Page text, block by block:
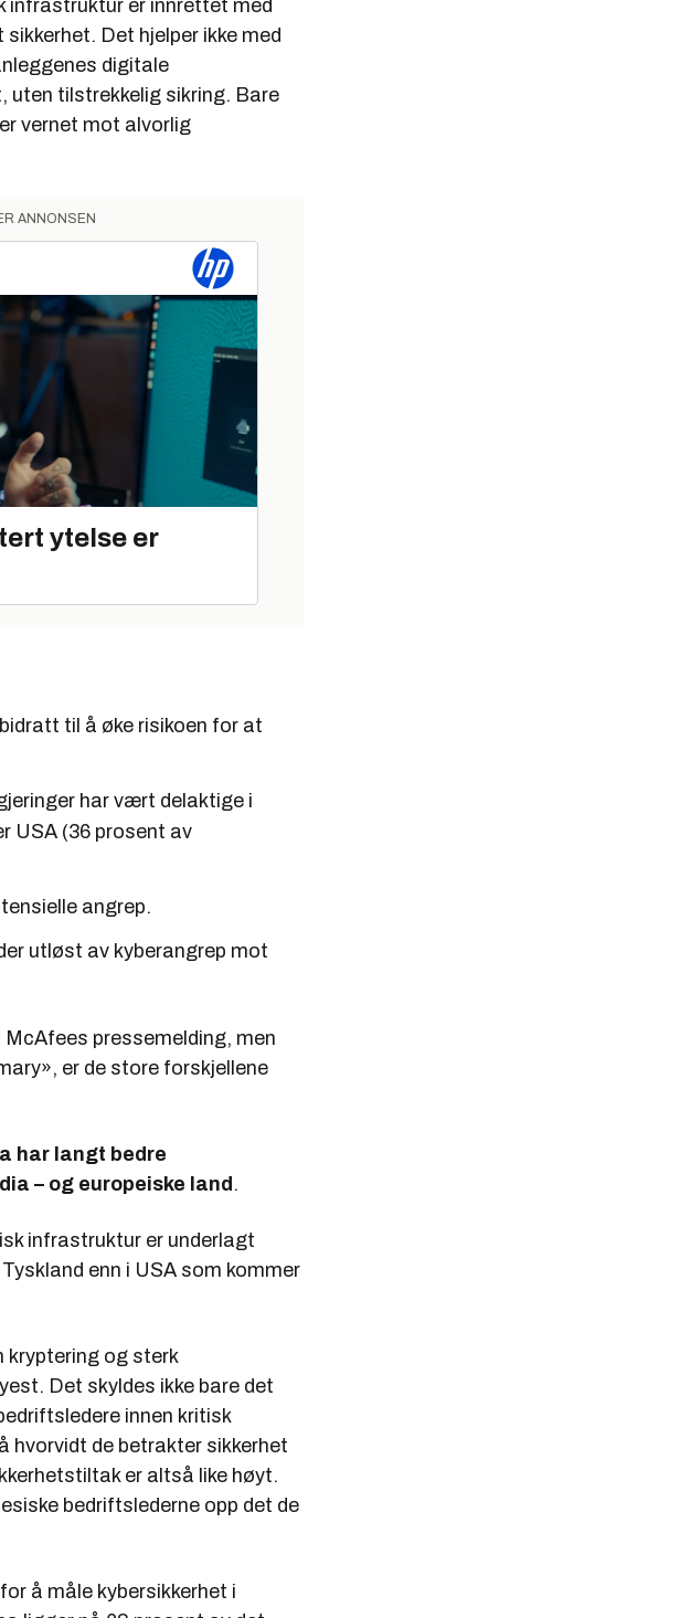
er innrettet med
Det hjelper ikke med
digitale
tilstrekkelig sikring. Bare
vernet mot alvorlig
ANNONSEN
ytelse er
til å øke risikoen for at
har vært delaktige i
USA (36 prosent av
angrep.
utløst av kyberangrep mot
pressemelding, men
er de store forskjellene
har langt bedre
– og europeiske land .
infrastruktur er underlagt
enn i USA som kommer
kryptering og sterk
Det skyldes ikke bare det
innen kritisk
hvorvidt de betrakter sikkerhet
er altså like høyt.
bedriftslederne opp det de
å måle kybersikkerhet i